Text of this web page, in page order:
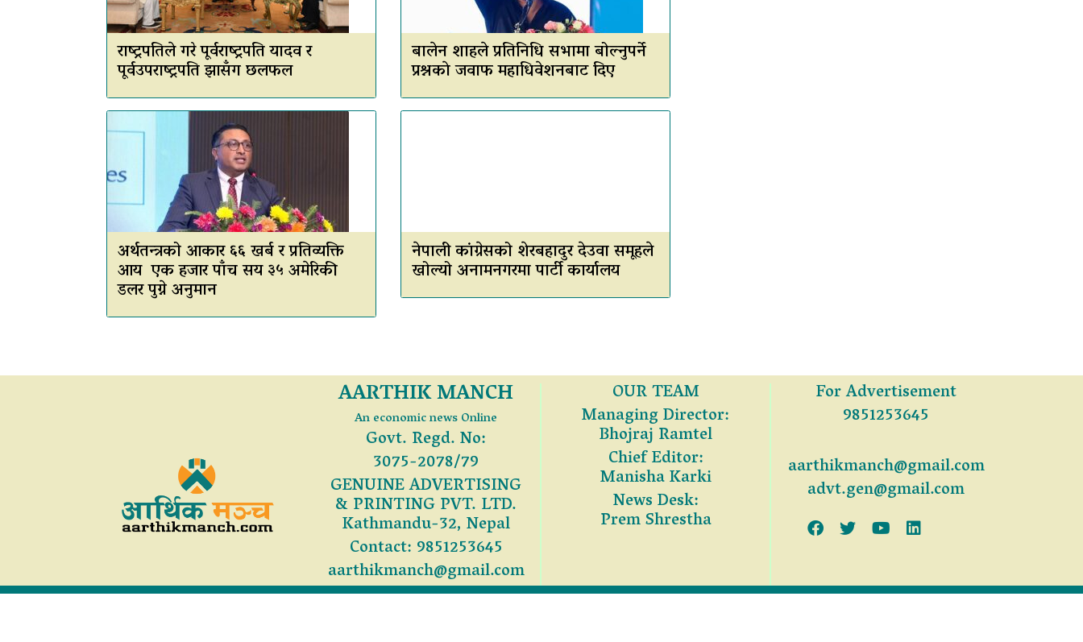
राष्ट्रपतिले गरे पूर्वराष्ट्रपति यादव र
पूर्वउपराष्ट्रपति झासँग छलफल
बालेन शाहले प्रतिनिधि सभामा बोल्नुपर्ने
प्रश्नकाे जवाफ महाधिवेशनबाट दिए
अर्थतन्त्रको आकार ६६ खर्ब र प्रतिव्यक्ति
आय एक हजार पाँच सय ३५ अमेरिकी
डलर पुग्ने अनुमान
नेपाली कांग्रेसको शेरबहादुर देउवा समूहले
खोल्यो अनामनगरमा पार्टी कार्यालय
AARTHIK MANCH
An economic news Online
Govt. Regd. No:
3075-2078/79
GENUINE ADVERTISING
& PRINTING PVT. LTD.
Kathmandu-32, Nepal
Contact: 9851253645
aarthikmanch@gmail.com
OUR TEAM
Managing Director:
Bhojraj Ramtel
Chief Editor:
Manisha Karki
News Desk:
Prem Shrestha
For Advertisement
9851253645
aarthikmanch@gmail.com
advt.gen@gmail.com